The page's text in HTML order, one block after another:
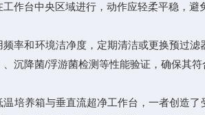
作台中央区域进行，动作应轻柔平稳，
频率和环境洁净度，定期清洁或更换预过
、沉降菌/浮游菌检测等性能验证，确保其
温培养箱与垂直流超净工作台，一者创造